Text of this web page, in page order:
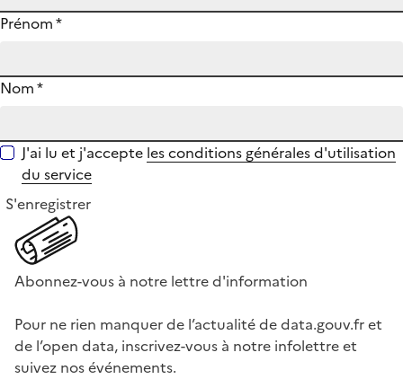
Prénom*
Nom*
J'ai lu et j'accepte les conditions générales d'utilisation
du service
S'enregistrer
Abonnez-vous à notre lettre d'information
Pour ne rien manquer de l’actualité de data.gouv.fr et
de l’open data, inscrivez-vous à notre infolettre et
suivez nos événements.